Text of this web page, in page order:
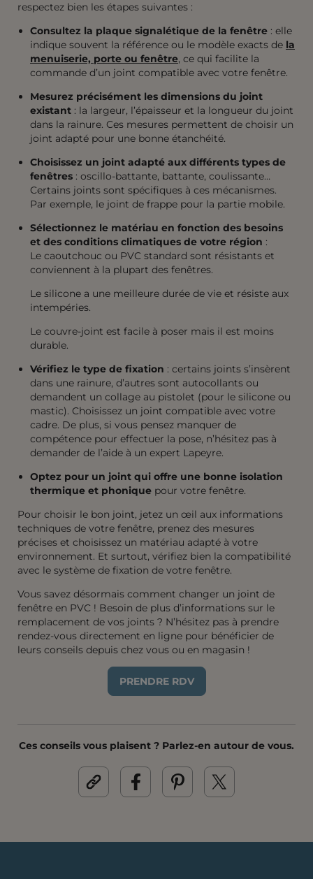
respectez bien les étapes suivantes :
Consultez la plaque signalétique de la fenêtre : elle
indique souvent la référence ou le modèle exacts de la
menuiserie, porte ou fenêtre, ce qui facilite la
commande d’un joint compatible avec votre fenêtre.
Mesurez précisément les dimensions du joint
existant : la largeur, l’épaisseur et la longueur du joint
dans la rainure. Ces mesures permettent de choisir un
joint adapté pour une bonne étanchéité.
Choisissez un joint adapté aux différents types de
fenêtres : oscillo-battante, battante, coulissante…
Certains joints sont spécifiques à ces mécanismes.
Par exemple, le joint de frappe pour la partie mobile.
Sélectionnez le matériau en fonction des besoins
et des conditions climatiques de votre région :
Le caoutchouc ou PVC standard sont résistants et
conviennent à la plupart des fenêtres.
Le silicone a une meilleure durée de vie et résiste aux
intempéries.
Le couvre-joint est facile à poser mais il est moins
durable.
Vérifiez le type de fixation : certains joints s’insèrent
dans une rainure, d’autres sont autocollants ou
demandent un collage au pistolet (pour le silicone ou
mastic). Choisissez un joint compatible avec votre
cadre. De plus, si vous pensez manquer de
compétence pour effectuer la pose, n’hésitez pas à
demander de l’aide à un expert Lapeyre.
Optez pour un joint qui offre une bonne isolation
thermique et phonique pour votre fenêtre.
Pour choisir le bon joint, jetez un œil aux informations
techniques de votre fenêtre, prenez des mesures
précises et choisissez un matériau adapté à votre
environnement. Et surtout, vérifiez bien la compatibilité
avec le système de fixation de votre fenêtre.
Vous savez désormais comment changer un joint de
fenêtre en PVC ! Besoin de plus d’informations sur le
remplacement de vos joints ? N’hésitez pas à prendre
rendez-vous directement en ligne pour bénéficier de
leurs conseils depuis chez vous ou en magasin !
PRENDRE RDV
Ces conseils vous plaisent ? Parlez-en autour de vous.